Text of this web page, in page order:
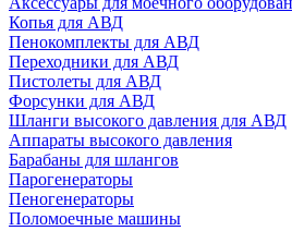
Копья для АВД
Пенокомплекты для АВД
Переходники для АВД
Пистолеты для АВД
Форсунки для АВД
Шланги высокого давления для АВД
Аппараты высокого давления
Барабаны для шлангов
Парогенераторы
Пеногенераторы
Поломоечные машины